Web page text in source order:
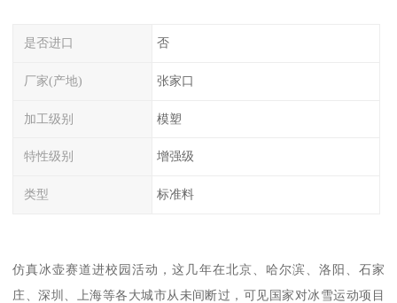
是否进口 否
厂家(产地) 张家口
加工级别 模塑
特性级别 增强级
类型 标准料
仿真冰壶赛道进校园活动，这几年在北京、哈尔滨、洛阳、石家
庄、深圳、上海等各大城市从未间断过，可见国家对冰雪运动项目